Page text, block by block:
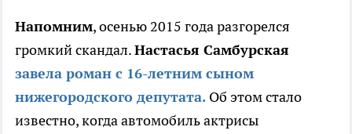
Напомним, осенью 2015 года разгорелся
громкий скандал.Настасья Самбурская
завела роман с 16-летним сыном
нижегородского депутата. Об этом стало
известно, когда автомобиль актрисы